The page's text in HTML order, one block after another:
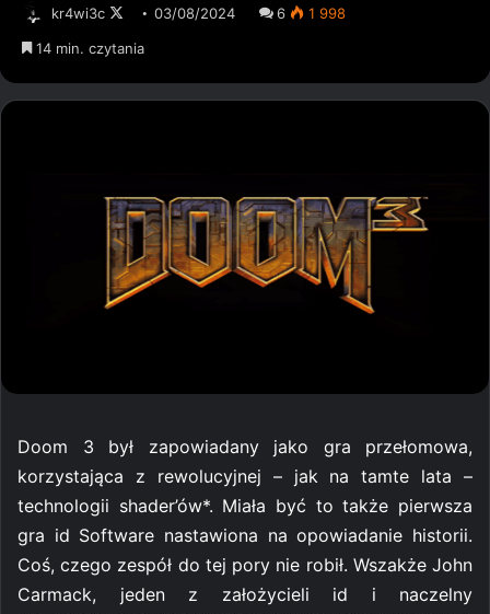
kr4wi3c
Follow
on
03/08/2024 6
1 998
14 min. czytania
Doom 3 był zapowiadany jako gra przełomowa,
korzystająca z rewolucyjnej – jak na tamte lata –
technologii shader’ów*. Miała być to także pierwsza
gra id Software nastawiona na opowiadanie historii.
Coś, czego zespół do tej pory nie robił. Wszakże John
Carmack, jeden z założycieli id i naczelny